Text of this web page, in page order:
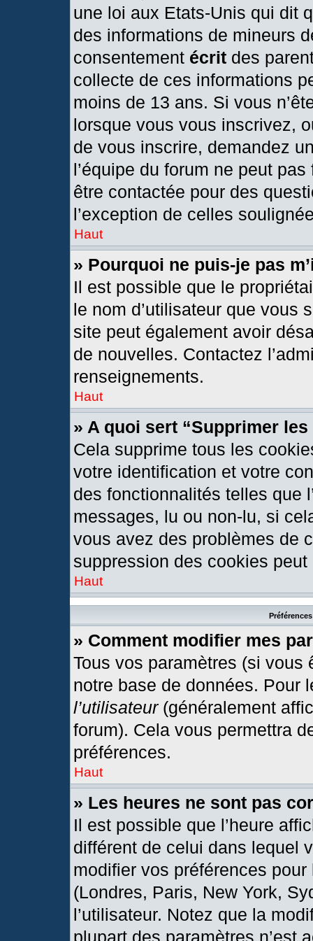
une loi aux Etats-Unis qui dit
des informations de mineurs
consentement écrit des
collecte de ces informations
moins de 13 ans. Si vous
lorsque vous vous inscrivez,
de vous inscrire, demandez
l’équipe du forum ne peut
être contactée pour des
l’exception de celles
Haut
» Pourquoi ne puis-je pas
Il est possible que le
le nom d’utilisateur que vous
site peut également avoir
de nouvelles. Contactez
renseignements.
Haut
» A quoi sert “Supprimer
Cela supprime tous les
votre identification et votre
des fonctionnalités telles que
messages, lu ou non-lu, si
vous avez des problèmes de
suppression des cookies peut
Haut
» Comment modifier mes
Tous vos paramètres (si
notre base de données. Pour
l’utilisateur(généralement
forum). Cela vous permettra
préférences.
Haut
» Les heures ne sont pas
Il est possible que l’heure
différent de celui dans lequel
modifier vos préférences
(Londres, Paris, New York,
l’utilisateur. Notez que la
plupart des paramètres n’est